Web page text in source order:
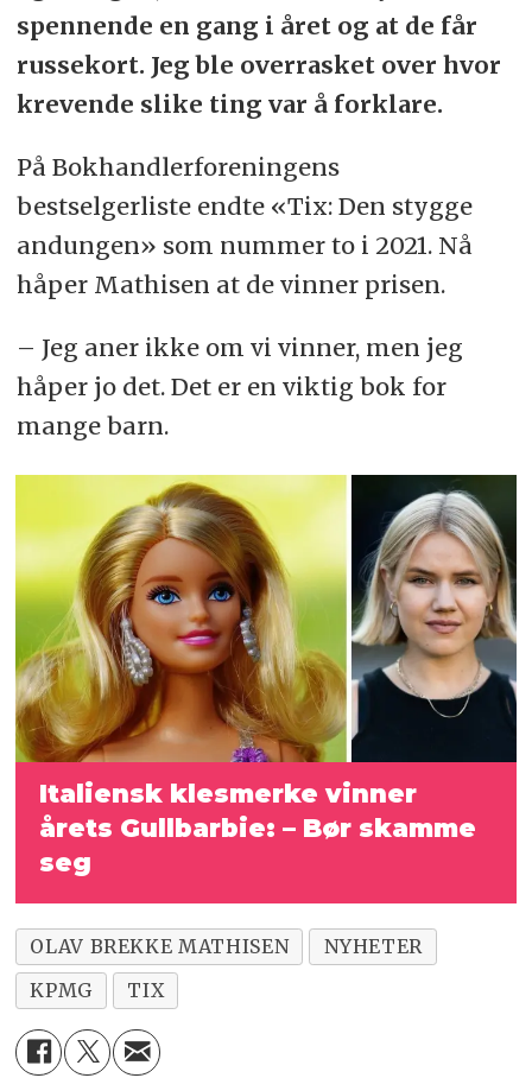
spennende en gang i året og at de får
russekort. Jeg ble overrasket over hvor
krevende slike ting var å forklare.
På Bokhandlerforeningens
bestselgerliste endte «Tix: Den stygge
andungen» som nummer to i 2021. Nå
håper Mathisen at de vinner prisen.
– Jeg aner ikke om vi vinner, men jeg
håper jo det. Det er en viktig bok for
mange barn.
Italiensk klesmerke vinner
årets Gullbarbie: – Bør skamme
seg
OLAV BREKKE MATHISEN
NYHETER
KPMG
TIX